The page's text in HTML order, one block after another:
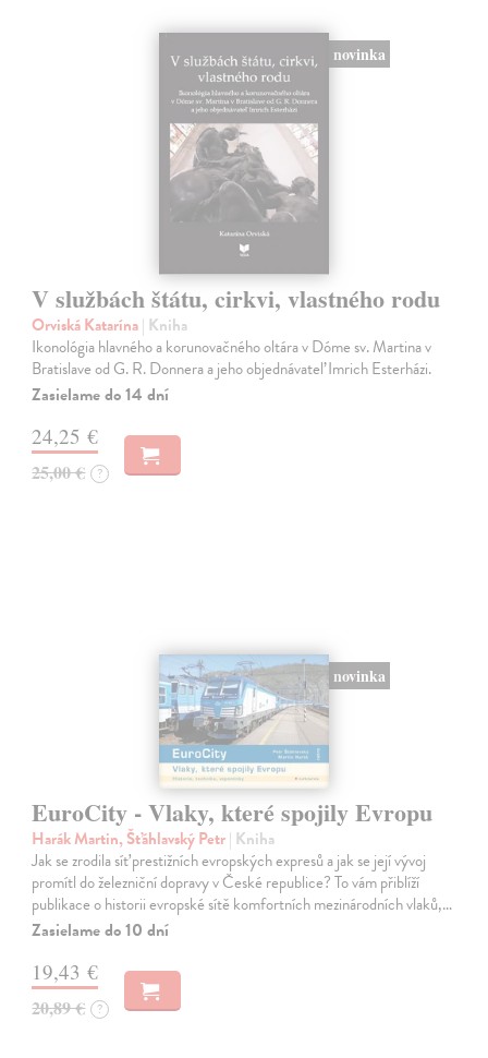
novinka
V službách štátu, cirkvi, vlastného rodu
Orviská Katarína| Kniha
Ikonológia hlavného a korunovačného oltára v Dóme sv. Martina v
Bratislave od G. R. Donnera a jeho objednávateľ Imrich Esterházi.
Zasielame do 14 dní
24,25 €
25,00 € ?
novinka
EuroCity - Vlaky, které spojily Evropu
Harák Martin, Šťáhlavský Petr| Kniha
Jak se zrodila síť prestižních evropských expresů a jak se její vývoj
promítl do železniční dopravy v České republice? To vám přiblíží
publikace o historii evropské sítě komfortních mezinárodních vlaků,…
Zasielame do 10 dní
19,43 €
20,89 € ?